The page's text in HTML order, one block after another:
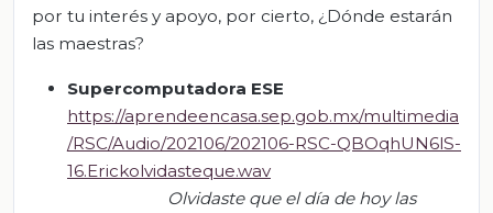
por tu interés y apoyo, por cierto, ¿Dónde estarán
las maestras?
Supercomputadora ESE
https://aprendeencasa.sep.gob.mx/multimedia
/RSC/Audio/202106/202106-RSC-QBOqhUN6lS-
16.Erickolvidasteque.wav
Olvidaste que el día de hoy las